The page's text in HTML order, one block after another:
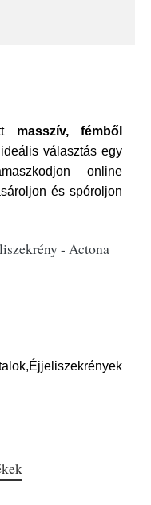
masszív, fémből
választás egy
online
és spóroljon
- Actona